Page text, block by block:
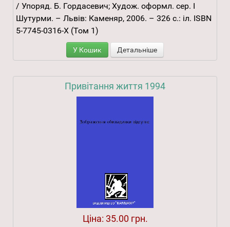
/ Упоряд. Б. Гордасевич; Худож. оформл. сер. І
Шутурми. – Львів: Каменяр, 2006. – 326 с.: іл. ISBN
5-7745-0316-X (Том 1)
У Кошик Детальніше
Привітання життя 1994
Ціна: 35.00 грн.